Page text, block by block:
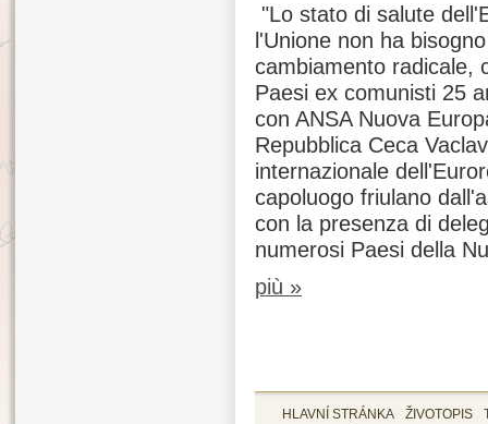
"Lo stato di salute
l'Unione non ha
cambiamento radicale,
Paesi ex comunisti 25
con ANSA Nuova
Repubblica Ceca
internazionale
capoluogo friulano
con la presenza di
numerosi Paesi della
più »
HLAVNÍ STRÁNKA ŽIVOTOPIS